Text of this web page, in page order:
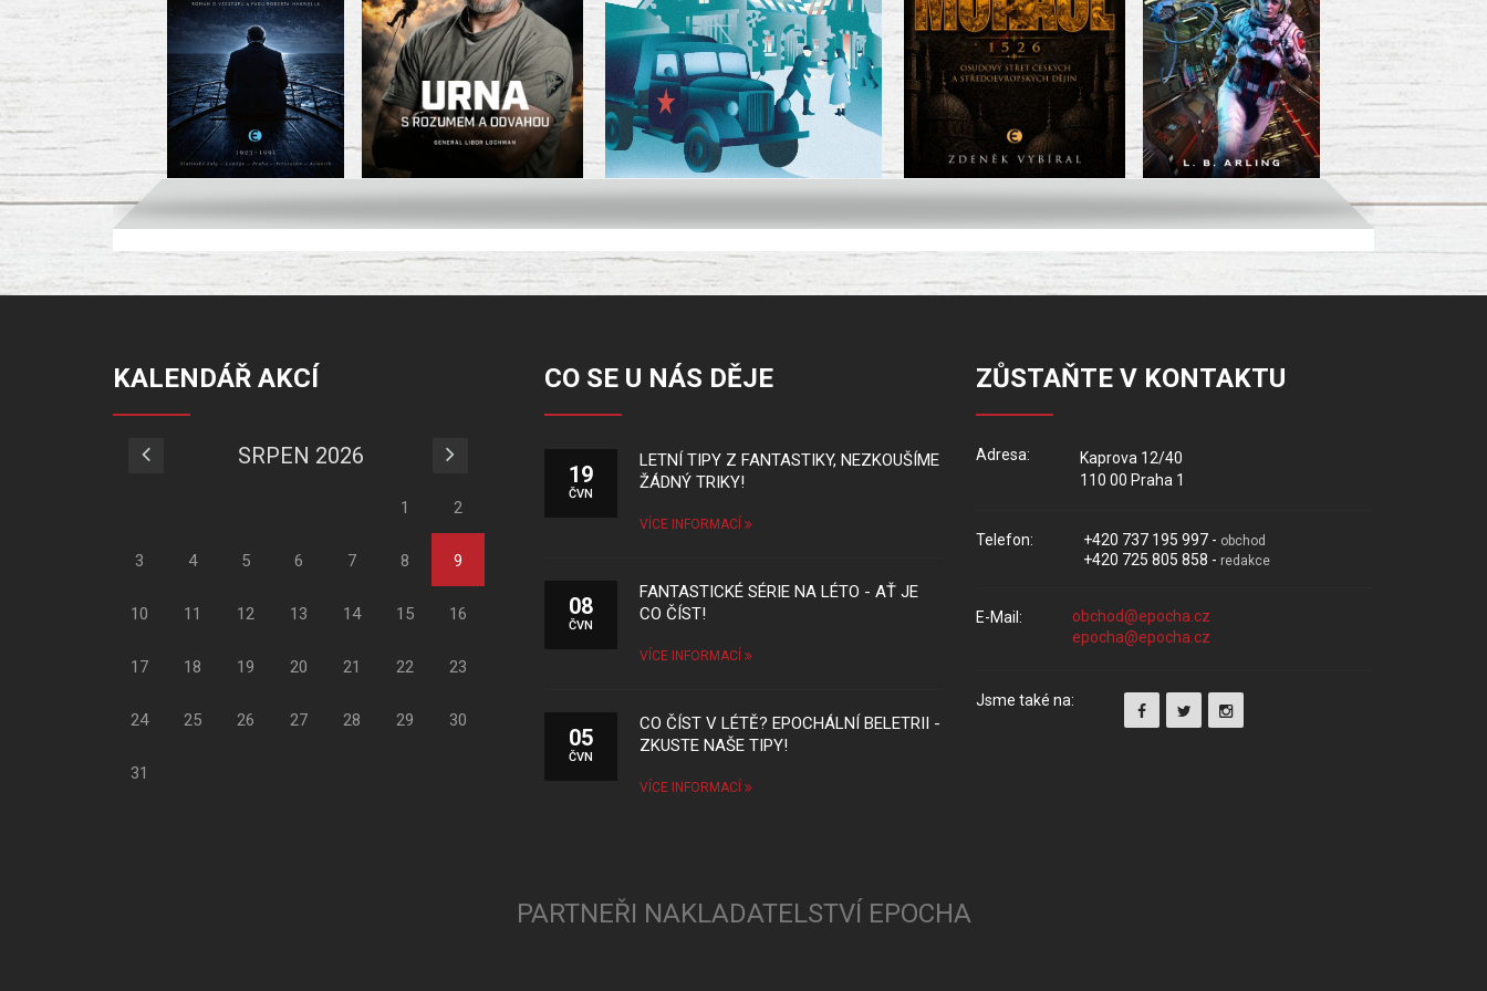
KALENDÁŘ AKCÍ
SRPEN 2026
1 2
3 4 5 6 7 8 9
10 11 12 13 14 15 16
17 18 19 20 21 22 23
24 25 26 27 28 29 30
31
CO SE U NÁS DĚJE
19
ČVN
LETNÍ TIPY Z FANTASTIKY, NEZKOUŠÍME
ŽÁDNÝ TRIKY!
VÍCE INFORMACÍ
08
ČVN
FANTASTICKÉ SÉRIE NA LÉTO - AŤ JE
CO ČÍST!
VÍCE INFORMACÍ
05
ČVN
CO ČÍST V LÉTĚ? EPOCHÁLNÍ BELETRII -
ZKUSTE NAŠE TIPY!
VÍCE INFORMACÍ
ZŮSTAŇTE V KONTAKTU
Adresa:
Kaprova 12/40
110 00 Praha 1
Telefon: +420 737 195 997 - obchod
+420 725 805 858 - redakce
E-Mail:
Jsme také na:
PARTNEŘI NAKLADATELSTVÍ EPOCHA